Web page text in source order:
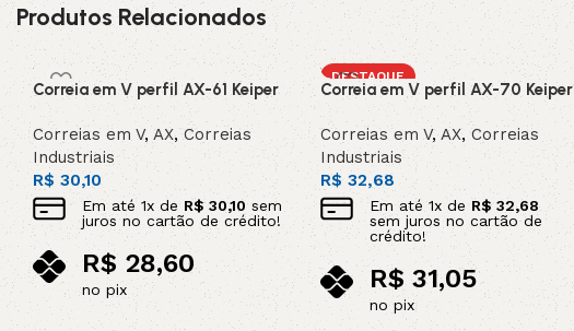
Produtos Relacionados
Correia em V perfil AX-61 Keiper
Correias em V, AX,Correias
Industriais
R$ 30,10
Em até 1x de R$30,10sem
juros no cartão de crédito!
R$28,60
no pix
Adicionar ao carrinho
DESTAQUE
Correia em V perfil AX-70 Keiper
Correias em V,AX, Correias
Industriais
R$32,68
Em até1x de R$32,68
sem juros no cartão de
crédito!
R$ 31,05
no pix